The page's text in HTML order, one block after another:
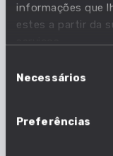
informações que
estes a partir da
serviços.
deNecessários
Preferências
social que
Procedem à
prestações e
base em
incluem
inspetores de